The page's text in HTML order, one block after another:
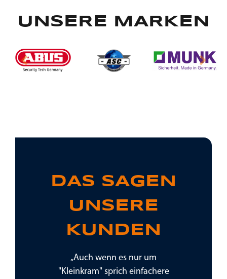
UNSERE MARKEN
DAS SAGEN
UNSERE
KUNDEN
„Auch wenn es nur um
"Kleinkram" sprich einfachere